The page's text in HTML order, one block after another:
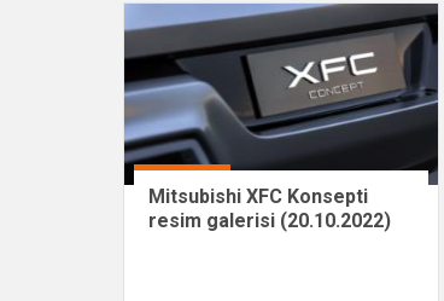
Mitsubishi XFC Konsepti
resim galerisi (20.10.2022)